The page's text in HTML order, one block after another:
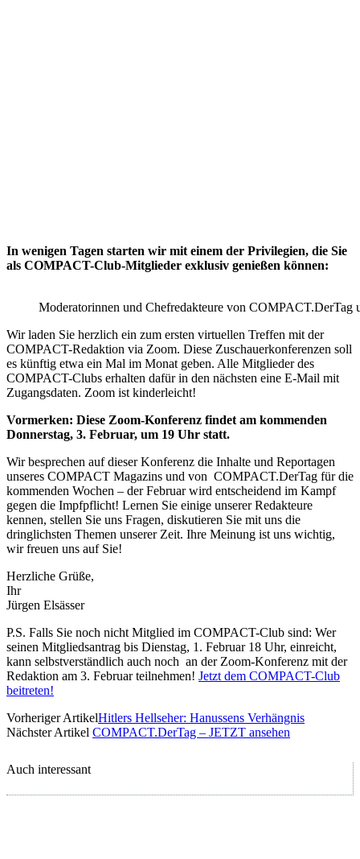
In wenigen Tagen starten wir mit einem der Privilegien, die Sie
als COMPACT-Club-Mitglieder exklusiv genießen können:
Moderatorinnen und Chefredakteure von
Wir laden Sie herzlich ein zum ersten virtuellen Treffen mit der
COMPACT-Redaktion via Zoom. Diese Zuschauerkonferenzen soll
es künftig etwa ein Mal im Monat geben. Alle Mitglieder des
COMPACT-Clubs erhalten dafür in den nächsten eine E-Mail mit
Zugangsdaten. Zoom ist kinderleicht!
Vormerken: Diese Zoom-Konferenz findet am kommenden
Donnerstag, 3. Februar, um 19 Uhr statt.
Wir besprechen auf dieser Konferenz die Inhalte und Reportagen
unseres COMPACT Magazins und von COMPACT.DerTag für die
kommenden Wochen – der Februar wird entscheidend im Kampf
gegen die Impfpflicht! Lernen Sie einige unserer Redakteure
kennen, stellen Sie uns Fragen, diskutieren Sie mit uns die
dringlichsten Themen unserer Zeit. Ihre Meinung ist uns wichtig,
wir freuen uns auf Sie!
Herzliche Grüße,
Ihr
Jürgen Elsässer
P.S. Falls Sie noch nicht Mitglied im COMPACT-Club sind: Wer
seinen Mitgliedsantrag bis Dienstag, 1. Februar 18 Uhr, einreicht,
kann selbstverständlich auch noch an der Zoom-Konferenz mit der
Redaktion am 3. Februar teilnehmen! Jetzt dem COMPACT-Club
beitreten!
Vorheriger ArtikelHitlers Hellseher: Hanussens Verhängnis
Nächster Artikel COMPACT.DerTag – JETZT ansehen
Auch interessant